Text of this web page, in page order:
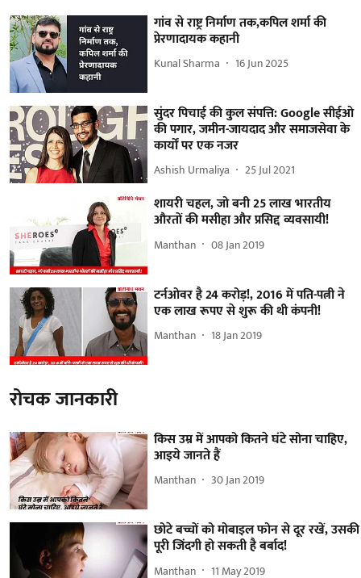
गांव से राष्ट्र निर्माण तक,कपिल शर्मा की
प्रेरणादायक कहानी
Kunal Sharma 16 Jun 2025
सुंदर पिचाई की कुल संपत्ति: Google सीईओ
की पगार, जमीन-जायदाद और समाजसेवा के
कार्यों पर एक नजर
Ashish Urmaliya 25 Jul 2021
शायरी चहल, जो बनी 25 लाख भारतीय
औरतों की मसीहा और प्रसिद्द व्यवसायी!
Manthan 08 Jan 2019
टर्नओवर है 24 करोड़!, 2016 में पति-पत्नी ने
एक लाख रूपए से शुरू की थी कंपनी!
Manthan 18 Jan 2019
रोचक जानकारी
किस उम्र में आपको कितने घंटे सोना चाहिए,
आइये जानते हैं
Manthan 30 Jan 2019
छोटे बच्चों को मोबाइल फोन से दूर रखें, उसकी
पूरी जिंदगी हो सकती है बर्बाद!
Manthan 11 May 2019